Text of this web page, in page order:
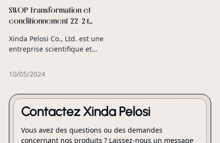
SWOP Transformation et
conditionnement 22-24
Xinda Pelosi Co., Ltd. est une
entreprise scientifique et
production, la vente et la
buses en plastique, de
produits de moulage par
injection couramment
utilisés et de machines et
10/05/2024
Contactez Xinda Pelosi
Vous avez des questions ou des demandes
concernant nos produits ? Laissez-nous un message